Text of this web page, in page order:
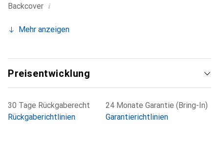
Backcover i
Mehr anzeigen
Preisentwicklung
30 Tage Rückgaberecht
Rückgaberichtlinien
24 Monate Garantie (Bring-In)
Garantierichtlinien